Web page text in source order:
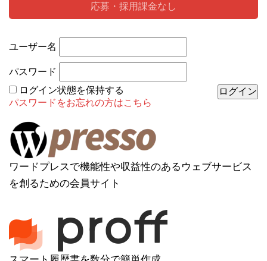
応募・採用課金なし
ユーザー名
パスワード
ログイン状態を保持する
パスワードをお忘れの方はこちら
ワードプレスで機能性や収益性のあるウェブサービス
を創るための会員サイト